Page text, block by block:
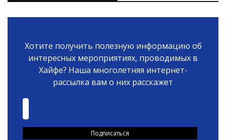
Хотите получить полезную информацию об
интересных мероприятиях, проводимых в
Хайфе? Наша многолетняя интернет-
рассылка вам о них расскажет